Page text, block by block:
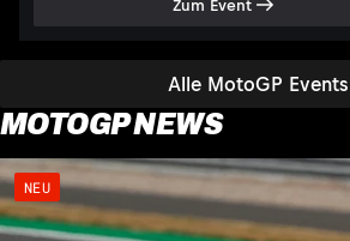
Alle MotoGP Events
Zum Event
MOTOGP NEWS
NEU